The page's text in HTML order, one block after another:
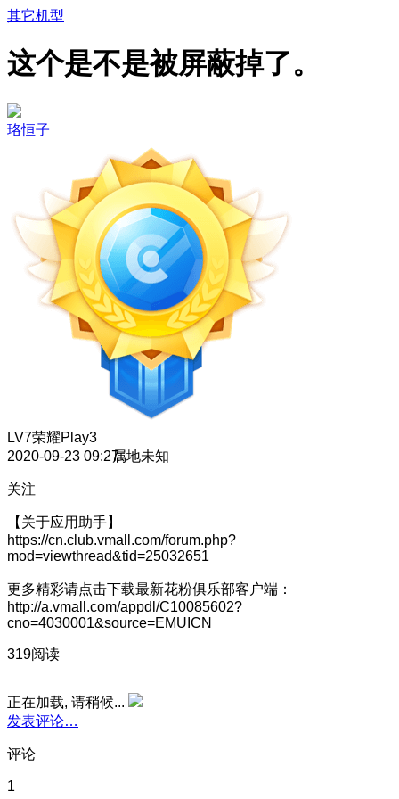
其它机型
这个是不是被屏蔽掉了。
珞恒子
LV7荣耀Play3
2020-09-23 09:27属地未知
关注
【关于应用助手】
https://cn.club.vmall.com/forum.php?
mod=viewthread&tid=25032651
更多精彩请点击下载最新花粉俱乐部客户端：
http://a.vmall.com/appdl/C10085602?
cno=4030001&source=EMUICN
319阅读
正在加载, 请稍候...
发表评论…
评论
1